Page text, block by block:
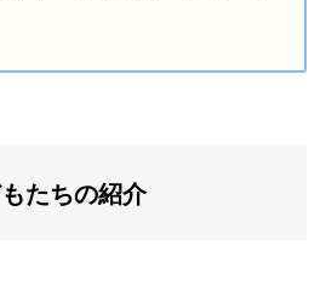
たちの紹介